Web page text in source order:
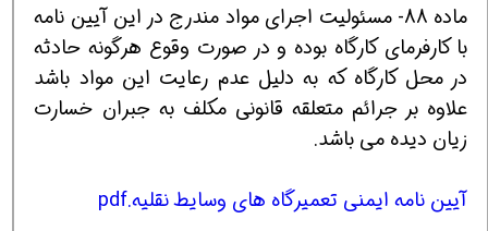
ماده 88- مسئوليت اجراي مواد مندرج در اين آيين نامه
با كارفرماي كارگاه بوده و در صورت وقوع هرگونه حادثه
در محل كارگاه كه به دليل عدم رعايت اين مواد باشد
علاوه بر جرائم متعلقه قانوني مكلف به جبران خسارت
زيان ديده مي باشد.
آیین نامه ایمنی تعمیرگاه های وسایط نقلیه.pdf